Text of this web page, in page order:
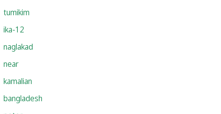
tumikim
ika-12
naglakad
near
kamalian
bangladesh